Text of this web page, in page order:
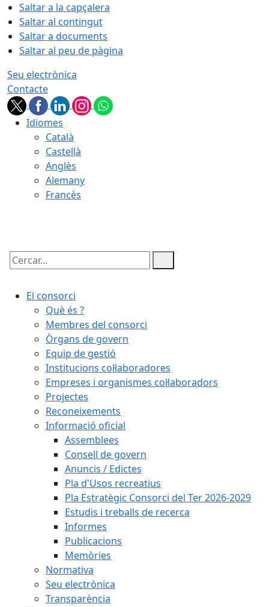
Saltar a la capçalera
Saltar al contingut
Saltar a documents
Saltar al peu de pàgina
Seu electrònica
Contacte
Idiomes
Català
Castellà
Anglès
Alemany
Francès
Cercar:
El consorci
Què és ?
Membres del consorci
Òrgans de govern
Equip de gestió
Institucions col·laboradores
Empreses i organismes col·laboradors
Projectes
Reconeixements
Informació oficial
Assemblees
Consell de govern
Anuncis / Edictes
Pla d'Usos recreatius
Pla Estratègic Consorci del Ter 2026-2029
Estudis i treballs de recerca
Informes
Publicacions
Memòries
Normativa
Seu electrònica
Transparència